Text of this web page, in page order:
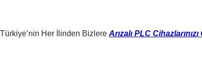
Türkiye’nin Her İlinden Bizlere Arızalı PLC